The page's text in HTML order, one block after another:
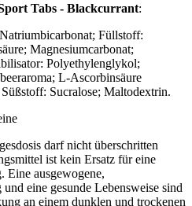
Tabs - Blackcurrant:
Füllstoff:
Magnesiumcarbonat;
Polyethylenglykol;
L-Ascorbinsäure
Sucralose; Maltodextrin.
darf nicht überschritten
ist kein Ersatz für eine
Eine ausgewogene,
eine gesunde Lebensweise sind
an einem dunklen und trockenen